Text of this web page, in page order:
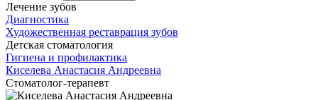
Лечение зубов
Диагностика
Художественная реставрация зубов
Детская стоматология
Гигиена и профилактика
Киселева Анастасия Андреевна
Стоматолог-терапевт